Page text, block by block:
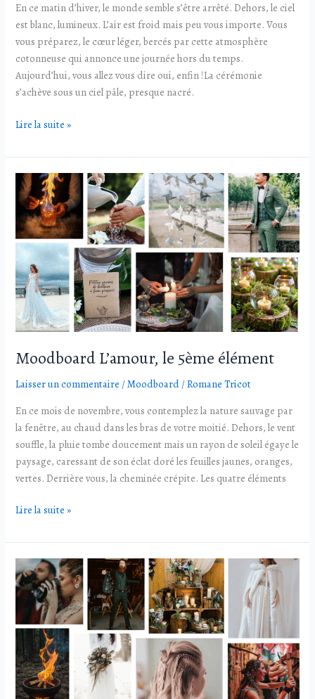
En ce matin d’hiver, le monde semble s’être arrêté. Dehors, le ciel
est blanc, lumineux. L’air est froid mais peu vous importe. Vous
vous préparez, le cœur léger, bercés par cette atmosphère
cotonneuse qui annonce une journée hors du temps.
Aujourd’hui, vous allez vous dire oui, enfin !La cérémonie
s’achève sous un ciel pâle, presque nacré.
Lire la suite »
Moodboard L’amour, le 5ème élément
Laisser un commentaire /Moodboard /Romane Tricot
En ce mois de novembre, vous contemplez la nature sauvage par
la fenêtre, au chaud dans les bras de votre moitié. Dehors, le vent
souffle, la pluie tombe doucement mais un rayon de soleil égaye le
paysage, caressant de son éclat doré les feuilles jaunes, oranges,
vertes. Derrière vous, la cheminée crépite. Les quatre éléments
Moodboard
L’amour,
le
5ème
élément
Lire la suite »
Moodboard
Mariage
à
Asgard